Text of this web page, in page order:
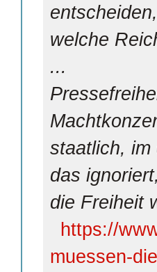
welche
...
staatlich, im
das
die Freiheit
https://
muessen-